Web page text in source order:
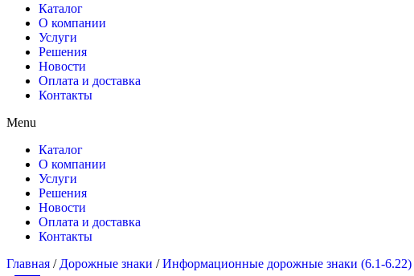
Каталог
О компании
Услуги
Решения
Новости
Оплата и доставка
Контакты
Menu
Каталог
О компании
Услуги
Решения
Новости
Оплата и доставка
Контакты
Главная / Дорожные знаки /Информационные дорожные знаки (6.1-6.22)